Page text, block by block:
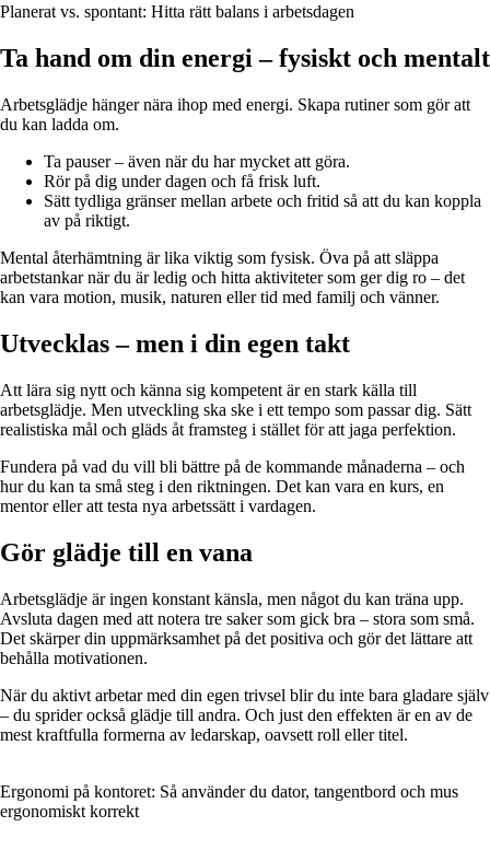
Planerat vs. spontant: Hitta rätt balans i arbetsdagen
Ta hand om din energi – fysiskt och mentalt
Arbetsglädje hänger nära ihop med energi. Skapa rutiner som gör att
du kan ladda om.
Ta pauser – även när du har mycket att göra.
Rör på dig under dagen och få frisk luft.
Sätt tydliga gränser mellan arbete och fritid så att du kan koppla
av på riktigt.
Mental återhämtning är lika viktig som fysisk. Öva på att släppa
arbetstankar när du är ledig och hitta aktiviteter som ger dig ro – det
kan vara motion, musik, naturen eller tid med familj och vänner.
Utvecklas – men i din egen takt
Att lära sig nytt och känna sig kompetent är en stark källa till
arbetsglädje. Men utveckling ska ske i ett tempo som passar dig. Sätt
realistiska mål och gläds åt framsteg i stället för att jaga perfektion.
Fundera på vad du vill bli bättre på de kommande månaderna – och
hur du kan ta små steg i den riktningen. Det kan vara en kurs, en
mentor eller att testa nya arbetssätt i vardagen.
Gör glädje till en vana
Arbetsglädje är ingen konstant känsla, men något du kan träna upp.
Avsluta dagen med att notera tre saker som gick bra – stora som små.
Det skärper din uppmärksamhet på det positiva och gör det lättare att
behålla motivationen.
När du aktivt arbetar med din egen trivsel blir du inte bara gladare själv
– du sprider också glädje till andra. Och just den effekten är en av de
mest kraftfulla formerna av ledarskap, oavsett roll eller titel.
Ergonomi på kontoret: Så använder du dator, tangentbord och mus
ergonomiskt korrekt